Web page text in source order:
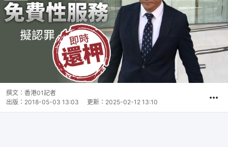
撰文： 香港01記者
出版： 2018-05-03 13:03 更新： 2025-02-12 13:10